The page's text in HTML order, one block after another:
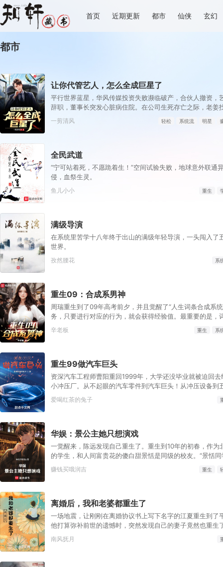
首页 近期更新 都市 仙侠 玄幻
都市
让你代管艺人，怎么全成巨星了
平行世界蓝星，华风传媒投资失败濒临破产，合伙人撤资，
辞职，董事长突发心脏病住院。在公司生死存亡之际，老姜
让他代管公司艺人。一首《追梦赤子心》拿下《我是歌手》
易受伤的女人》斩获最年轻金曲歌后！一部《大明王朝
啊，我让你代管公司艺人，怎么全成巨星了！”
一剪清风 轻松 系统流 明星
全民武道
“宁可站着死，不愿跪着生！”空间试验失败，地球意外联通
侵，血祭生灵。
鱼儿小小 重生
满级导演
在系统里苦学十八年终于出山的满级年轻导演，一头闯入了
世界。
孜然腰花 系
重生09：合成系男神
周瑞重生到了09年高考前夕，并且觉醒了“人生词条合成系
务，只要进行对应的行为，就会获得经验值。最重要的是，
成！提升稀有度。“学生”+“自律者”=【学霸】！“学霸”+“灵
神】！“工程学（一）至（九）”=【工程学大师】！上大学
【生物学大师】、“四象威龙战机“、“南天门计划”.....随着周
来越多，他的人生也越来越广阔，直到站在了风口浪尖！以
点.....去挽回，去引领，去涤荡那些意难平。
辛老板 重生 系
重生99做汽车巨头
资深汽车工程师曹阳重回1999年，大学还没毕业就被迫回
小冲压厂。从不起眼的汽车零件到汽车巨头！从冲压设备到
光刻机！从轴承钢到航母钢、碳纤维、光刻胶！从无人机到
机、大型运输机！从可回收利用火箭到星链、空间站、月球
爱喝红茶的兔子
华娱：景公主她只想演戏
一觉醒来，陈远发现自己重生了。重生到10年的初春，作为
的学生，和人间富贵花的傻白甜景恬是同级的校友。“景恬
才枪手》，你看看能投资吗？”这一天，陈远带着天才枪手
陈远本以为，自己需要费一番口舌。没想到景恬反手掏出银
中送炭！”于是，一份富婆攻略计划就此开始！
赚钱买哦润吉 重生
离婚后，我和老婆都重生了
一场地震，让刚刚在离婚协议书上写下名字的江夏重生到了
他打算弥补前世的遗憾时，突然发现自己的妻子竟然也重生
已经失败，为了避免重蹈覆辙，两人都心照不宣的不愿再和
集。 雷雨夜，江夏忽然接到了前妻的电话。江夏：“宝宝？
南风抚月